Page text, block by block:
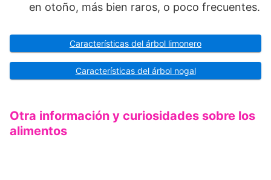
en otoño, más bien raros, o poco frecuentes.
Características del árbol limonero
Características del árbol nogal
Otra información y curiosidades sobre los
alimentos